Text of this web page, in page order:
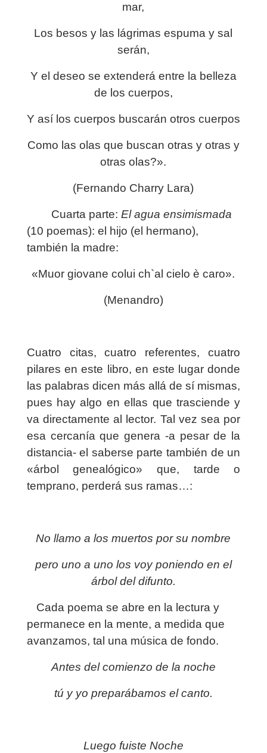
mar,
Los besos y las lágrimas espuma y sal
serán,
Y el deseo se extenderá entre la belleza
de los cuerpos,
Y así los cuerpos buscarán otros cuerpos
Como las olas que buscan otras y otras y
otras olas?».
(Fernando Charry Lara)
Cuarta parte: El agua ensimismada
(10 poemas): el hijo (el hermano),
también la madre:
«Muor giovane colui ch`al cielo è caro».
(Menandro)
Cuatro citas, cuatro referentes, cuatro
pilares en este libro, en este lugar donde
las palabras dicen más allá de sí mismas,
pues hay algo en ellas que trasciende y
va directamente al lector. Tal vez sea por
esa cercanía que genera -a pesar de la
distancia- el saberse parte también de un
«árbol genealógico» que, tarde o
temprano, perderá sus ramas…:
No llamo a los muertos por su nombre
pero uno a uno los voy poniendo en el
árbol del difunto.
Cada poema se abre en la lectura y
permanece en la mente, a medida que
avanzamos, tal una música de fondo.
Antes del comienzo de la noche
tú y yo preparábamos el canto.
Luego fuiste Noche